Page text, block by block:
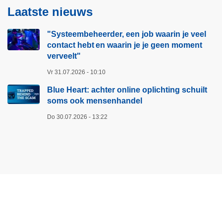
Laatste nieuws
"Systeembeheerder, een job waarin je veel
contact hebt en waarin je je geen moment
verveelt"​
Vr 31.07.2026 - 10:10
Blue Heart: achter online oplichting schuilt
soms ook mensenhandel
Do 30.07.2026 - 13:22